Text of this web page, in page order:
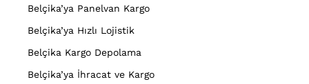
Belçika’ya Panelvan Kargo
Belçika’ya Hızlı Lojistik
Belçika Kargo Depolama
Belçika’ya İhracat ve Kargo